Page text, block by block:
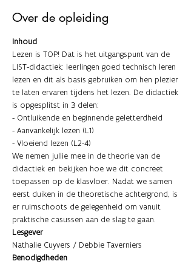
Over de opleiding
Inhoud
Lezen is TOP! Dat is het uitgangspunt van de
LIST-didactiek: leerlingen goed technisch leren
lezen en dit als basis gebruiken om hen plezier
te laten ervaren tijdens het lezen. De didactiek
is opgesplitst in 3 delen:
- Ontluikende en beginnende geletterdheid
- Aanvankelijk lezen (L1)
- Vloeiend lezen (L2-4)
We nemen jullie mee in de theorie van de
didactiek en bekijken hoe we dit concreet
toepassen op de klasvloer. Nadat we samen
eerst duiken in de theoretische achtergrond, is
er ruimschoots de gelegenheid om vanuit
praktische casussen aan de slag te gaan.
Lesgever
Nathalie Cuyvers / Debbie Taverniers
Benodigdheden